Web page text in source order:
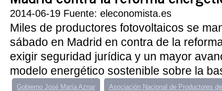
2014-06-19 Fuente: eleconomista.es
Miles de productores fotovoltaicos se
sábado en Madrid en contra de la
exigir seguridad jurídica y un mayor
modelo energético sostenible sobre la
Gobierno José María Aznar Asociación Nacional de Productores